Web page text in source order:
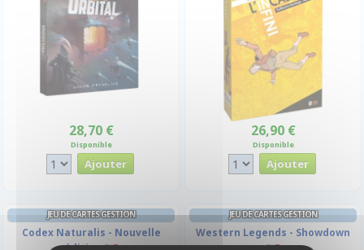
28,70 €
Disponible
26,90 €
Disponible
JEU DE CARTES GESTION
Codex Naturalis - Nouvelle
JEU DE CARTES GESTION
Western Legends - Showdown